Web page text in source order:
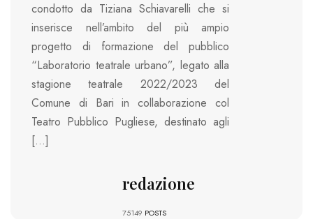
condotto da Tiziana Schiavarelli che si
inserisce nell’ambito del più ampio
progetto di formazione del pubblico
“Laboratorio teatrale urbano”, legato alla
stagione teatrale 2022/2023 del
Comune di Bari in collaborazione col
Teatro Pubblico Pugliese, destinato agli
[…]
redazione
75149 POSTS